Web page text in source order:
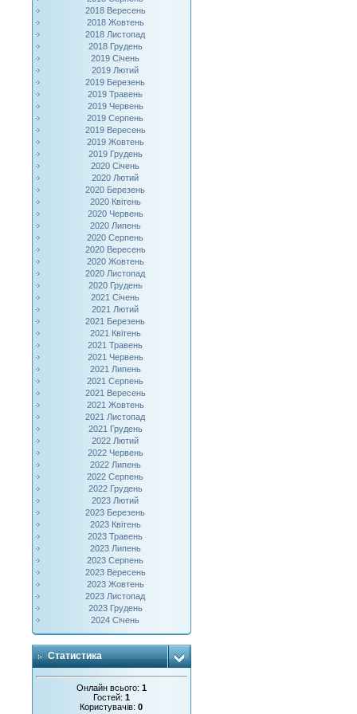
2018 Вересень
2018 Жовтень
2018 Листопад
2018 Грудень
2019 Січень
2019 Лютий
2019 Березень
2019 Травень
2019 Червень
2019 Серпень
2019 Вересень
2019 Жовтень
2019 Грудень
2020 Січень
2020 Лютий
2020 Березень
2020 Квітень
2020 Червень
2020 Липень
2020 Серпень
2020 Вересень
2020 Жовтень
2020 Листопад
2020 Грудень
2021 Січень
2021 Лютий
2021 Березень
2021 Квітень
2021 Травень
2021 Червень
2021 Липень
2021 Серпень
2021 Вересень
2021 Жовтень
2021 Листопад
2021 Грудень
2022 Лютий
2022 Червень
2022 Липень
2022 Серпень
2022 Грудень
2023 Лютий
2023 Березень
2023 Квітень
2023 Травень
2023 Липень
2023 Серпень
2023 Вересень
2023 Жовтень
2023 Листопад
2023 Грудень
2024 Січень
Статистика
Онлайн всього: 1
Гостей: 1
Користувачів:0